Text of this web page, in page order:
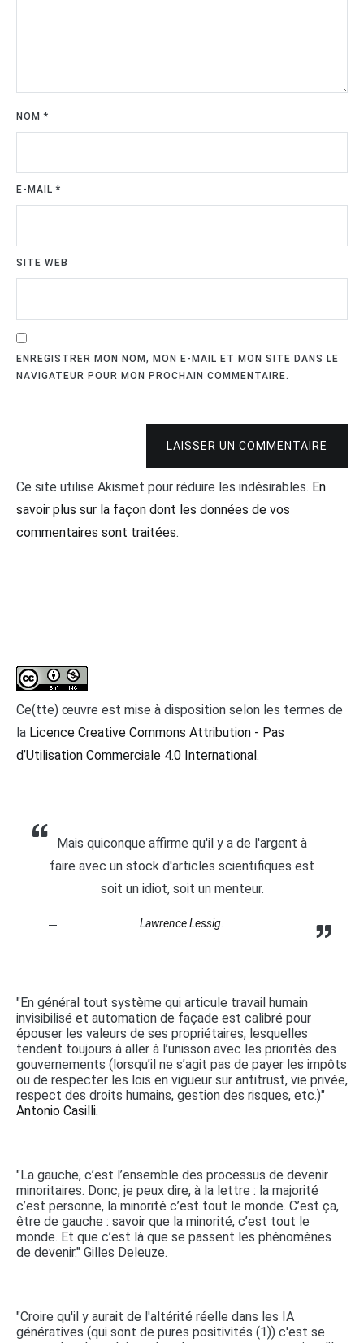
NOM*
E-MAIL*
SITE WEB
ENREGISTRER MON NOM, MON E-MAIL ET MON SITE DANS LE
NAVIGATEUR POUR MON PROCHAIN COMMENTAIRE.
LAISSER UN COMMENTAIRE
Ce site utilise Akismet pour réduire les indésirables. En
savoir plus sur la façon dont les données de vos
commentaires sont traitées.
Ce(tte) œuvre est mise à disposition selon les termes de
la Licence Creative Commons Attribution - Pas
d’Utilisation Commerciale 4.0 International .
Mais quiconque affirme qu'il y a de l'argent à
faire avec un stock d'articles scientifiques est
soit un idiot, soit un menteur.
Lawrence Lessig.
"En général tout système qui articule travail humain
invisibilisé et automation de façade est calibré pour
épouser les valeurs de ses propriétaires, lesquelles
tendent toujours à aller à l’unisson avec les priorités des
gouvernements (lorsqu’il ne s’agit pas de payer les impôts
ou de respecter les lois en vigueur sur antitrust, vie privée,
respect des droits humains, gestion des risques, etc.)"
Antonio Casilli.
"La gauche, c’est l’ensemble des processus de devenir
minoritaires. Donc, je peux dire, à la lettre : la majorité
c’est personne, la minorité c’est tout le monde. C’est ça,
être de gauche : savoir que la minorité, c’est tout le
monde. Et que c’est là que se passent les phénomènes
de devenir." Gilles Deleuze.
"Croire qu'il y aurait de l'altérité réelle dans les IA
génératives (qui sont de pures positivités (1)) c'est se